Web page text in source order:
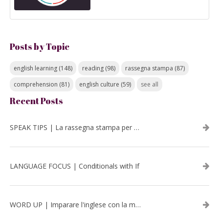
Posts by Topic
english learning (148) reading (98) rassegna stampa (87)
comprehension (81) english culture (59) see all
Recent Posts
SPEAK TIPS | La rassegna stampa per migliorare l’inglese - luglio 2026
LANGUAGE FOCUS | Conditionals with If
WORD UP | Imparare l'inglese con la musica: David Bowie